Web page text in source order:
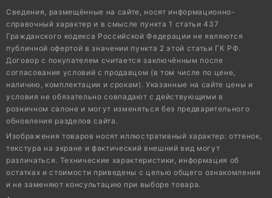
Сведения, размещённые на сайте, носят информационно-
справочный характер и в смысле пункта 1 статьи 437
Гражданского кодекса Российской Федерации не являются
публичной офертой в значении пункта 2 этой статьи ГК РФ.
Договор с покупателем считается заключённым после
согласования условий с продавцом (в том числе по цене,
наличию, комплектации и срокам). Указанные на сайте цены и
условия не обязательно совпадают с действующими в
розничном салоне и могут изменяться без предварительного
обновления разделов сайта.
Изображения товаров носят иллюстративный характер: оттенок,
текстура на экране и фактический внешний вид могут
различаться. Технические характеристики, информация об
остатках и стоимости приведены с целью общего ознакомления
и не заменяют консультацию при выборе товара.